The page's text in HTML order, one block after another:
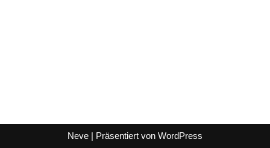
Neve | Präsentiert von WordPress